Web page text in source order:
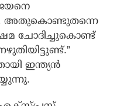
അതുകൊണ്ടുതന്നെ
ചോദിച്ചുകൊണ്ട്
ഇന്ത്യന്‍